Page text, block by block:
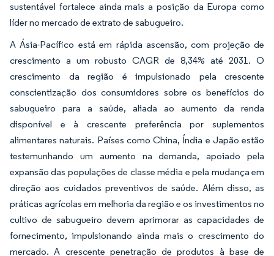
sustentável fortalece ainda mais a posição da Europa como
líder no mercado de extrato de sabugueiro.
A Ásia-Pacífico está em rápida ascensão, com projeção de
crescimento a um robusto CAGR de 8,34% até 2031. O
crescimento da região é impulsionado pela crescente
conscientização dos consumidores sobre os benefícios do
sabugueiro para a saúde, aliada ao aumento da renda
disponível e à crescente preferência por suplementos
alimentares naturais. Países como China, Índia e Japão estão
testemunhando um aumento na demanda, apoiado pela
expansão das populações de classe média e pela mudança em
direção aos cuidados preventivos de saúde. Além disso, as
práticas agrícolas em melhoria da região e os investimentos no
cultivo de sabugueiro devem aprimorar as capacidades de
fornecimento, impulsionando ainda mais o crescimento do
mercado. A crescente penetração de produtos à base de